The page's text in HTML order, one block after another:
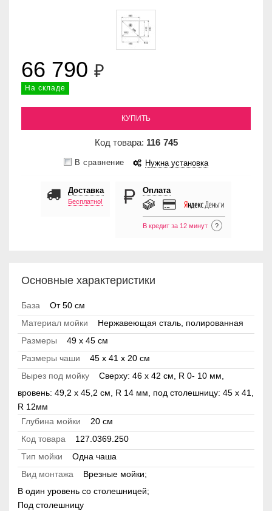
66 790 ₽
На складе
КУПИТЬ
Код товара: 116 745
В сравнение Нужна установка
Доставка
Бесплатно!
Оплата
В кредит за 12 минут ?
Основные характеристики
База
От 50 см
Материал мойки
Нержавеющая сталь, полированная
Размеры
49 x 45 см
Размеры чаши
45 x 41 x 20 см
Вырез под мойку
Сверху: 46 х 42 см, R 0- 10 мм,
вровень: 49,2 х 45,2 см, R 14 мм, под столешницу: 45 х 41,
R 12мм
Глубина мойки
20 см
Код товара
127.0369.250
Тип мойки
Одна чаша
Вид монтажа
Врезные мойки;
В один уровень со столешницей;
Под столешницу